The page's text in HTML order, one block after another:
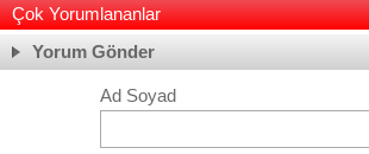
Çok Yorumlananlar
Yorum Gönder
Ad Soyad